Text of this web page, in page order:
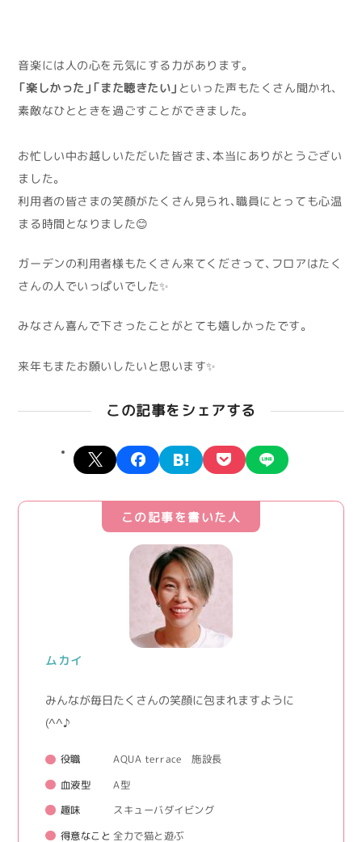
音楽には人の心を元気にする力があります。
「楽しかった」「また聴きたい」 といった声もたくさん聞かれ、
素敵なひとときを過ごすことができました。
お忙しい中お越しいただいた皆さま、本当にありがとうござい
ました。
利用者の皆さまの笑顔がたくさん見られ、職員にとっても心温
まる時間となりました😊
ガーデンの利用者様もたくさん来てくださって、フロアはたく
さんの人でいっぱいでした✨
みなさん喜んで下さったことがとても嬉しかったです。
来年もまたお願いしたいと思います✨
この記事をシェアする
X facebookhatena pocket
この記事を書いた人
ムカイ
みんなが毎日たくさんの笑顔に包まれますように
(^^♪
役職 AQUA terrace 施設長
血液型 A型
趣味 スキューバダイビング
得意なこと 全力で猫と遊ぶ